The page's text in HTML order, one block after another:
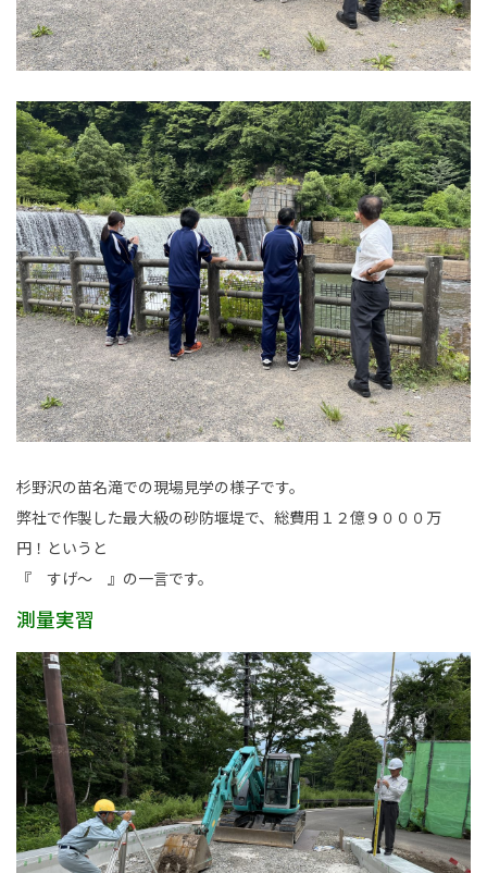
杉野沢の苗名滝での現場見学の様子です。
弊社で作製した最大級の砂防堰堤で、総費用１２億９０００万
円！というと
『 すげ～ 』の一言です。
測量実習